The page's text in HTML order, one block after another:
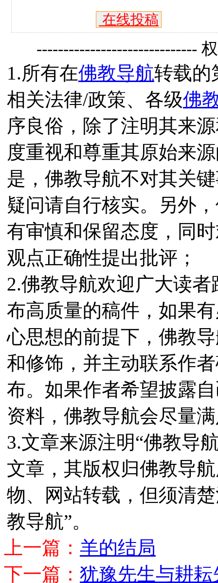
在线投稿
------------------------------
1.所有在佛教导航转载的
相关法律/政策、各级佛
序良俗，除了注明其来
度重视和尊重其原始来
是，佛教导航不对其关
疑问请自行核实。另外
有审慎和保留态度，同
观点正确性提出批评；
2.佛教导航欢迎广大读
布高质量的稿件，如果
心思想的前提下，佛教
和修饰，并主动联系作
布。如果作者希望披露
资料，佛教导航会尽量
3.文章来源注明“佛教导
文章，其版权归佛教导
物、网站转载，但须清
教导航”。
上一篇： 羊的结局
下一篇： 犹豫先生与耕耘